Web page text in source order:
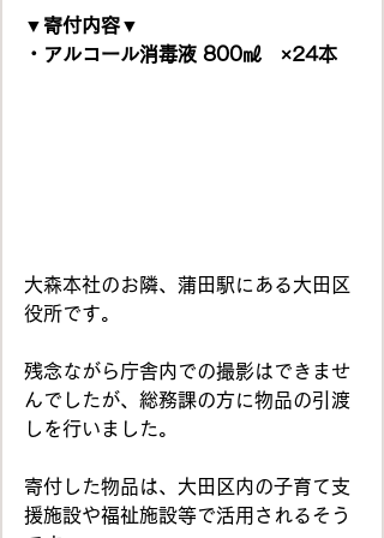
▼寄付内容▼
・アルコール消毒液 800㎖　×24本
大森本社のお隣、蒲田駅にある大田区
役所です。
残念ながら庁舎内での撮影はできませ
んでしたが、総務課の方に物品の引渡
しを行いました。
寄付した物品は、大田区内の子育て支
援施設や福祉施設等で活用されるそう